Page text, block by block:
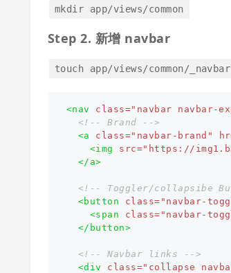
mkdir app/views/common
Step 2. 新增 navbar
touch app/views/common/
<nav class="navbar navbar-
<!-- Brand -->
<a
class="navbar-brand"
<img
src="https://
</a>
<!-- Toggler/collapsibe
<button
class= "navbar-
<span
class= "navbar-
</button>
<!-- Navbar links -->
<div
class="collapse